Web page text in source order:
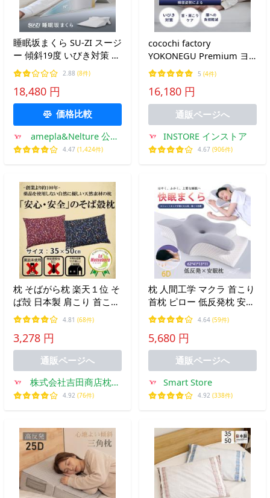
睡眠坂まくら SU-ZI スージ
ー 傾斜19度 いびき対策 呼
吸しやすい 体圧分散 頭 首
肩 背中サポート 大きめ 枕
専用コットンカバー付き
2.88 (8件)
18,480 円
価格比較
amepla&Nelture 公式
ストア
4.47 (1,424件)
cocochi factory
YOKONEGU Premium ヨ
コネグ プレミアム 横向
き・仰向け専用枕＆枕カバ
ー1枚
5 (4件)
16,180 円
通販ページへ
INSTORE インストア
4.67 (906件)
枕 そばがら枕 楽天１位 そ
ば殻 日本製 肩こり 首こり
薬剤不使用 35×50 そば 枕
まくら そば殻枕 そばがら
蕎麦殻 固い 固め 硬い 硬
め 和柄 綿100％
4.81 (68件)
3,278 円
通販ページへ
株式会社吉田商店枕工
場
4.92 (76件)
枕 人間工学 マクラ 首こり
首枕 ピロー 低反発枕 安眠
枕 頭痛 いびき改善 ストレ
ートネック 頸椎サポート
革新デザイン 通気性抜群
枕クリスマスプレゼント爆
4.64 (59件)
5,680 円
通販ページへ
Smart Store
4.92 (338件)